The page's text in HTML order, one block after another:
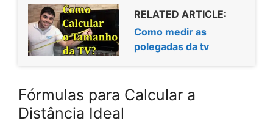
RELATED ARTICLE:
Como medir as
polegadas da tv
Fórmulas para Calcular a
Distância Ideal